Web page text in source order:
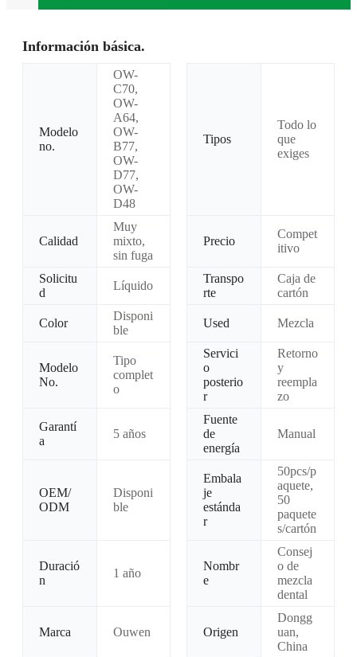
Información básica.
Modelo
no.
OW-
C70,
OW-
A64,
OW-
B77,
OW-
D77,
OW-
D48
Tipos
Todo lo
que
exiges
Calidad
Muy
mixto,
sin fuga
Precio
Compet
itivo
Solicitu
d
Líquido
Transpo
rte
Caja de
cartón
Color
Disponi
ble
Used Mezcla
Modelo
No.
Tipo
complet
o
Servici
o
posterio
r
Retorno
y
reempla
zo
Garantí
a
5 años
Fuente
de
energía
Manual
OEM/
ODM
Disponi
ble
Embala
je
estánda
r
50pcs/p
aquete,
50
paquete
s/cartón
Duració
n
1 año
Nombr
e
Consej
o de
mezcla
dental
Marca Ouwen Origen
Dongg
uan,
China